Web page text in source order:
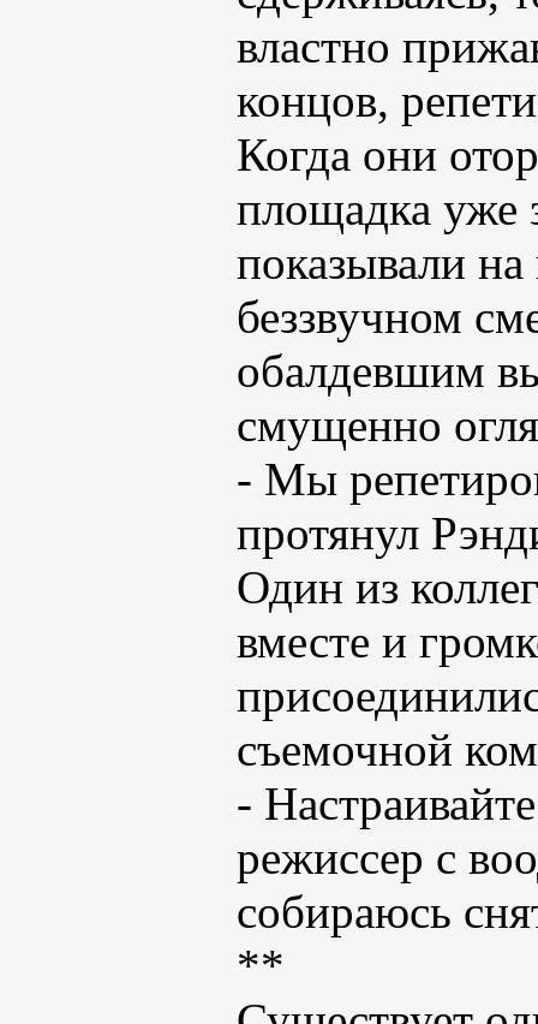
властно
концов,
Когда они
площадка уже
показывали
беззвучном
обалдевшим
смущенно
- Мы
протянул
Один из
вместе и
съемочной
-
режиссер с
собираюсь
**